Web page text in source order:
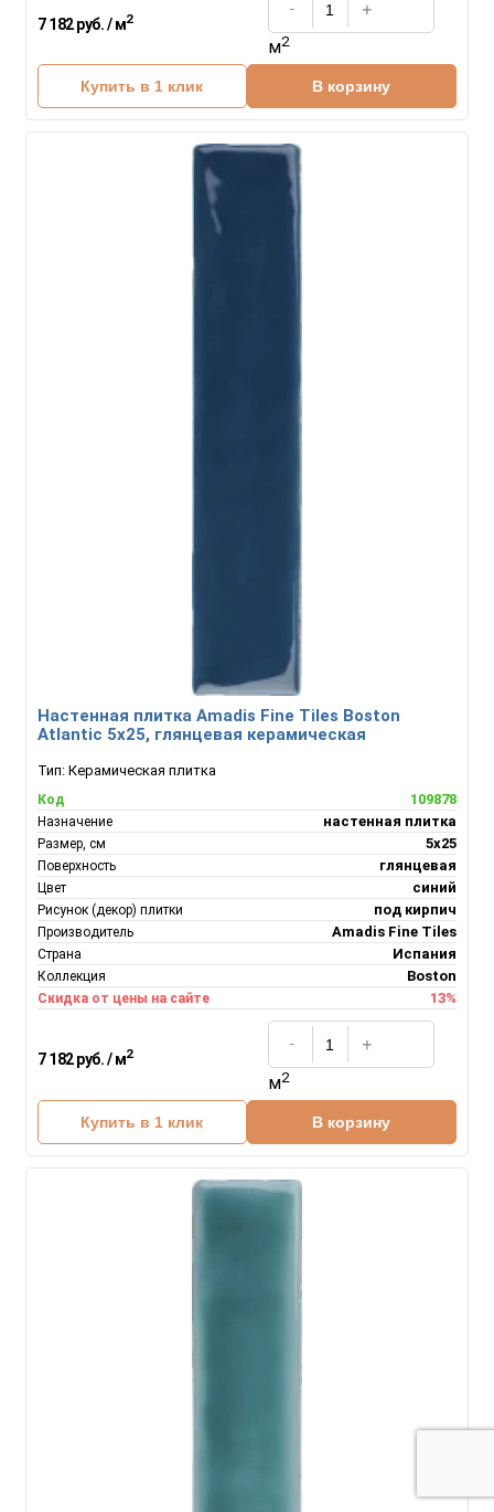
7 182 руб. / м2
м2
Купить в 1 клик В корзину
Настенная плитка Amadis Fine Tiles Boston
Atlantic 5x25, глянцевая керамическая
Тип: Керамическая плитка
Код 109878
Назначение настенная плитка
Размер, см 5x25
Поверхность глянцевая
Цвет синий
Рисунок (декор) плитки под кирпич
Производитель Amadis Fine Tiles
Страна Испания
Коллекция Boston
Скидка от цены на сайте 13%
7 182 руб. / м2
м2
Купить в 1 клик В корзину